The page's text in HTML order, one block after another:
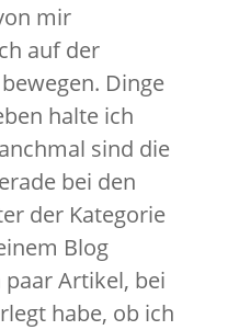
mir
auf der
Dinge
halte ich
sind die
bei den
der Kategorie
Blog
Artikel, bei
habe, ob ich